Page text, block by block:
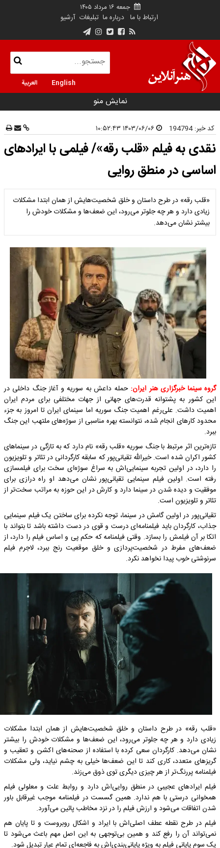
جمعه ۱۶ مرداد ۱۴۰۵
ارتباط با ما درباره ما تبلیغات آرشیو
English العربية
نمایش منو
کد خبر:194794
نقدی به فیلم «قلب رقه»/ فیلمی با ایراد‌های
اساسی در منطق روایی‌
«قلب رقه» در طرح داستان و خلق شخصیت‌هایش از همان ابتدا مشکلات
زیادی دارد و هر چه جلوتر می‌رود، این ضعف‌ها و مشکلات خودش را
بیشتر نشان می‌دهد.
گروه سینما خبرگزاری هنر ایران:حمله داعش به سوریه و آغاز جنگ داخلی در
این کشور به پشتوانه قدرت‌های جهانی از جهات مختلفی برای مردم ایران
اهمیت داشت. علی‌رغم اهمیت جنگ سوریه اما سینمای ایران تا امروز به جزء
محدود کارهای انجام شده، نتوانسته بهره مناسبی از سوژه‌های ملتهب این جنگ
ببرد.
تازه‌ترین اثر مرتبط با جنگ سوریه «قلب رقه» نام دارد که به تازگی در سینما‌های
کشور اکران شده است. خیرالله تقیانی‌پور که سابقه کارگردانی در تئاتر و تلویزیون
را دارد، در اولین تجربه سینمایی‌اش به سراغ سوژه‌ای سخت برای فیلمسازی
رفته است. اولین فیلم سینمایی تقیانی‌پور نشان می‌دهد او راه درازی برای
موفقیت و دیده شدن در سینما دارد و کارش در این حوزه به مراتب سخت‌تر از
تئاتر و تلویزیون است.
تقیانی‌پور در اولین گامش در سینما، توجه نکرده برای ساختن یک فیلم سینمایی
جذاب، کارگردان باید فیلمنامه‌ای درست و قوی در دست داشته باشد تا بتواند با
اتکا بر آن فیلمش را بسازد. وقتی فیلمنامه که حکم پی و اساس فیلم را دارد، از
ضعف‌های مفرط در شخصیت‌پردازی و خلق موقعیت رنج ببرد، لاجرم فیلم
سرنوشتی خوب پیدا نخواهد نکرد.
«قلب رقه» در طرح داستان و خلق شخصیت‌هایش از همان ابتدا مشکلات
زیادی دارد و هر چه جلوتر می‌رود، این ضعف‌ها و مشکلات خودش را بیشتر
نشان می‌دهد. کارگردان سعی کرده با استفاده از صحنه‌های اکشن و تعقیب و
گریز‌های متعدد، کاری کند تا این ضعف‌ها خیلی به چشم نیاید، ولی مشکلات
فیلمنامه پررنگ‌تر از هر چیزی دیگری توی ذوق می‌زند.
فیلم ایراد‌های عجیبی در منطق روایی‌اش دارد و روابط علت و معلولی فیلم
همخوانی درستی با هم ندارد. همین گسست در فیلمنامه موجب غیرقابل باور
شدن اتفاقات می‌شود و ارزش فیلم را در نزد مخاطب پائین می‌آورد.
فیلم در طرح نقطه عطف اصلی‌اش با ایراد و اشکال روبروست و تا پایان هم
نمی‌تواند آن را رفع کند و همین بی‌توجهی به این اصل مهم باعث می‌شود تا
یک سوم پایانی فیلم به ویژه پایانی‌بندی‌اش به فاجعه‌ای تمام عیار تبدیل شود.